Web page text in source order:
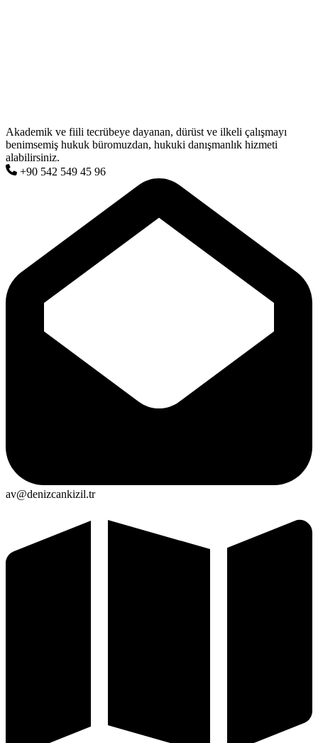
Akademik ve fiili tecrübeye dayanan, dürüst ve ilkeli çalışmayı
benimsemiş hukuk büromuzdan, hukuki danışmanlık hizmeti
alabilirsiniz.
+90 542 549 45 96
av@denizcankizil.tr